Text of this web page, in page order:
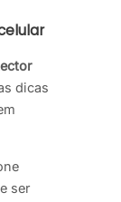
dicas
ser